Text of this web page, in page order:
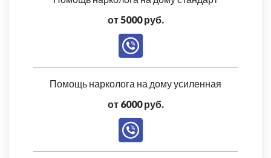
от 5000 руб.
Помощь нарколога на дому усиленная
от 6000 руб.